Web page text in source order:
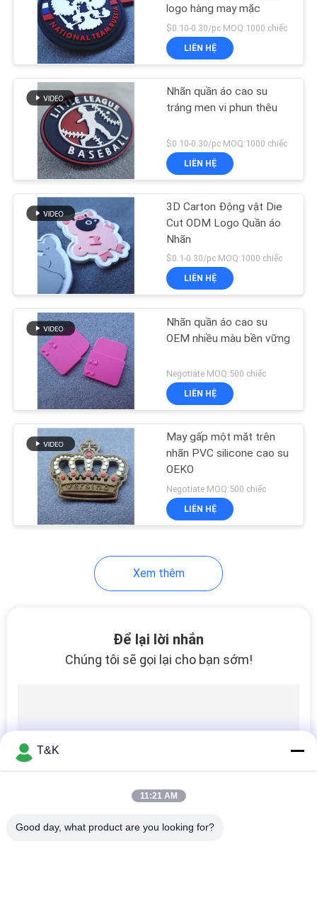
Dây thun in
Rút dây
Kéo trượt dây kéo
logo hàng may mặc
$0.10-0.30/pc MOQ:1000 chiếc
LIÊN HỆ
Nhãn quần áo cao su
tráng men vi phun thêu
$0.10-0.30/pc MOQ:1000 chiếc
LIÊN HỆ
3D Carton Động vật Die
Cut ODM Logo Quần áo
Nhãn
$0.1-0.30/pc MOQ:1000 chiếc
LIÊN HỆ
Nhãn quần áo cao su
OEM nhiều màu bền vững
Negotiate MOQ:500 chiếc
LIÊN HỆ
May gấp một mặt trên
nhãn PVC silicone cao su
OEKO
Negotiate MOQ:500 chiếc
LIÊN HỆ
Xem thêm
Để lại lời nhắn
Chúng tôi sẽ gọi lại cho bạn sớm!
T&K
11:21 AM
Good day, what product are you looking for?